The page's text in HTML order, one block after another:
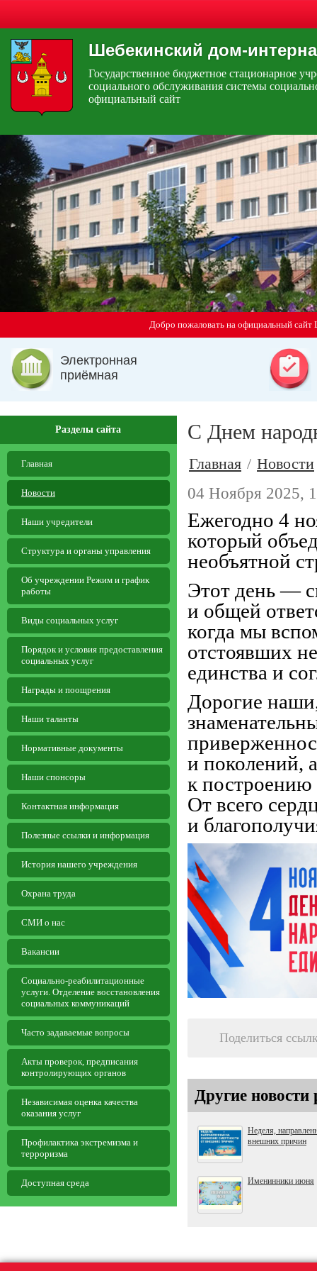
Шебекинский дом-
Государственное бюджетное стационарное
социального обслуживания системы
официальный сайт
Добро пожаловать на официальный сайт
Электронная
приёмная
Разделы сайта
Главная
Новости
Наши учредители
Структура и органы управления
Об учреждении Режим и график
работы
Виды социальных услуг
Порядок и условия предоставления
социальных услуг
Награды и поощрения
Наши таланты
Нормативные документы
Наши спонсоры
Контактная информация
Полезные ссылки и информация
История нашего учреждения
Охрана труда
СМИ о нас
Вакансии
Социально-реабилитационные
услуги. Отделение восстановления
социальных коммуникаций
Часто задаваемые вопросы
Aкты проверок, предписания
контролирующих органов
Независимая оценка качества
оказания услуг
Профилактика экстремизма и
терроризма
Доступная среда
С Днем
Главная / Новости
04 Ноября 2025,
Ежегодно 4
который
необъятной
Этот день —
и общей
когда мы
отстоявших
единства и
Дорогие
и поколений,
к
От всего
и
Поделиться
Другие новости
Неделя,
внешних причин
Именинники июня